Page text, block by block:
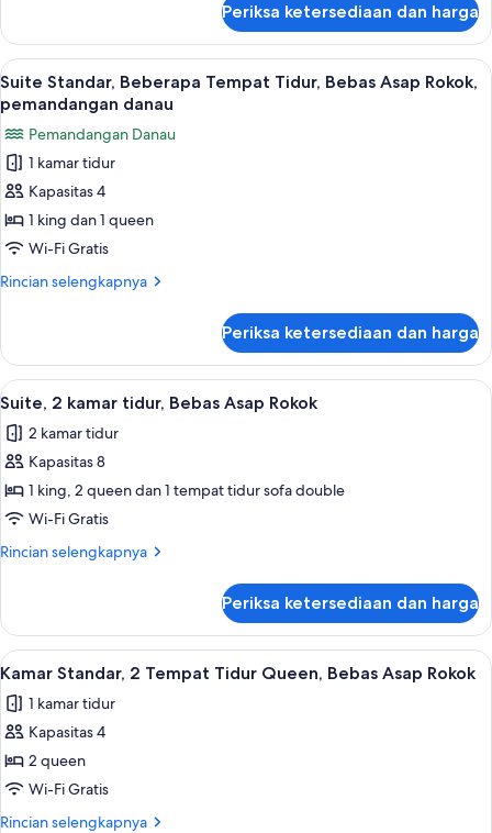
Asap
Rokok,
pemandangan
danau
Kamar
Standar,
1
Tempat
Tidur
King,
Bebas
Asap
Rokok,
pemandangan
Periksa ketersediaan dan harga
Lihat
semua
foto
untuk
Suite
Standar,
Beberapa
Tempat
Tidur,
Rokok,
pemandangan
danau
Suite Standar, Beberapa Tempat
5
Suite Standar, Beberapa Tempat Tidur, Bebas Asap Rokok,
pemandangan danau
Pemandangan Danau
1 kamar tidur
Kapasitas 4
1 king dan 1 queen
Wi-Fi Gratis
Rincian selengkapnya
Rincian
Suite
Standar,
Beberapa
Tidur,
Bebas
Rokok,
pemandangan
Periksa ketersediaan dan harga
Lihat
semua
foto
untuk
Suite,
2
kamar
Asap
Rokok
Suite, 2 kamar tidur, Bebas Asap
5
Suite, 2 kamar tidur, Bebas Asap Rokok
2 kamar tidur
Kapasitas 8
1 king, 2 queen dan 1 tempat tidur sofa double
Wi-Fi Gratis
Rincian selengkapnya
Rincian
Suite,
kamar
Bebas
Asap
Periksa ketersediaan dan harga
Lihat
semua
foto
untuk
Kamar
Standar,
2
Setrika/meja setrika, Wi-Fi gratis, dan
4
Kamar Standar, 2 Tempat Tidur Queen, Bebas Asap Rokok
1 kamar tidur
Kapasitas 4
2 queen
Wi-Fi Gratis
Rincian selengkapnya
Rincian